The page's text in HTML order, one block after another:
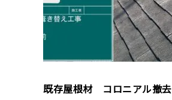
既存屋根材 コロニアル撤去